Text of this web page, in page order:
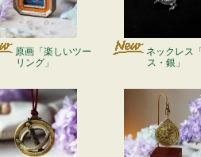
原画「楽しいツー
リング」
ネックレス
ス・銀」